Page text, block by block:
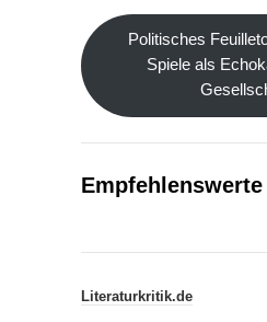
Politisches
Spiele als
Literaturkritik.de